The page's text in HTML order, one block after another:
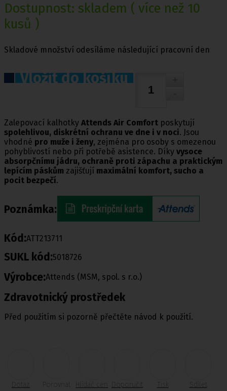
Dostupnost: skladem ( více než 10
kusů )
Skladové množství odesíláme následující pracovní den
Vložit do košíku
Zalepovací kalhotky Attends Air Comfort poskytují
spolehlivou, diskrétní ochranu ve dne i v noci. Jsou
vhodné pro muže i ženy, zejména pro osoby s omezenou
pohyblivostí nebo při potřebě asistence. Díky vysoce
absorpčnímu jádru, ochraně proti zápachu a praktickým
lepícím páskům zajišťují maximální komfort, sucho a
pocit bezpečí.
Poznámka:
Kód:ATT213711
SUKL kód:5018726
Výrobce:Attends (MSM, spol. s r.o.)
Zdravotnický prostředek
Před použitím si pozorně přečtěte návod k použití.
Dotaz Porovnat Doporučit Tisk Sdílet